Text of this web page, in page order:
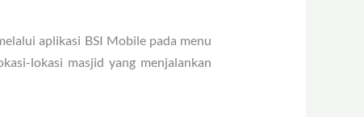
aplikasi BSI Mobile pada menu
lokasi masjid yang menjalankan